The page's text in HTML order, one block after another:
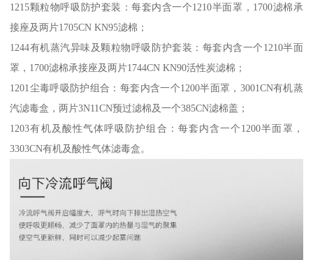
1215颗粒物呼吸防护套装：每套内含一个1210半面罩，1700滤棉承
接座及两片1705CN KN95滤棉；
1244有机蒸汽异味及颗粒物呼吸防护套装：每套内含一个1210半面
罩，1700滤棉承接座及两片1744CN KN90活性炭滤棉；
1201尘毒呼吸防护组合：每套内含一个1200半面罩，3001CN有机蒸
汽滤毒盒，两片3N11CN预过滤棉及一个385CN滤棉盖；
1203有机及酸性气体呼吸防护组合：每套内含一个1200半面罩，
3303CN有机及酸性气体滤毒盒。